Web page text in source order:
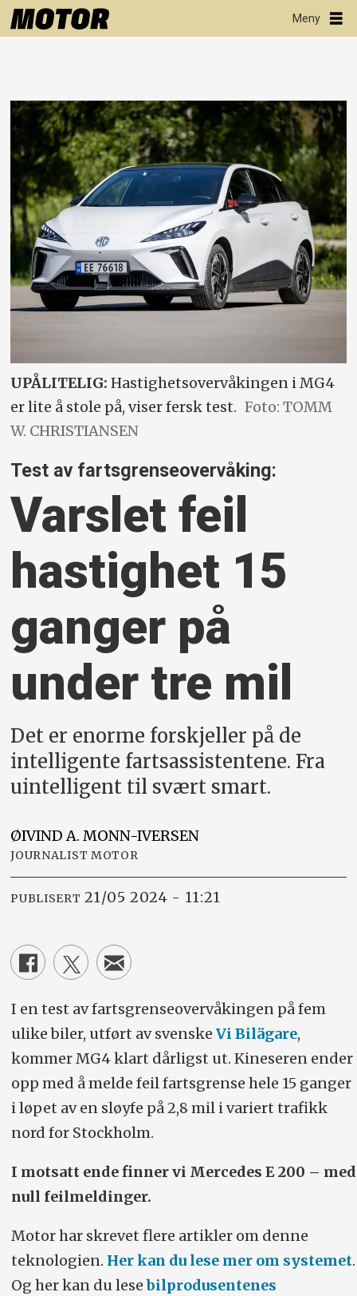
UPÅLITELIG: Hastighetsovervåkingen i MG4
er lite å stole på, viser fersk test. Foto: TOMM
W. CHRISTIANSEN
Test av fartsgrenseovervåking:
Varslet feil
hastighet 15
ganger på
under tre mil
Det er enorme forskjeller på de
intelligente fartsassistentene. Fra
uintelligent til svært smart.
ØIVIND A. MONN-IVERSEN
JOURNALIST MOTOR
PUBLISERT 21/05 2024 - 11:21
I en test av fartsgrenseovervåkingen på fem
ulike biler, utført av svenske Vi Bilägare,
kommer MG4 klart dårligst ut. Kineseren ender
opp med å melde feil fartsgrense hele 15 ganger
i løpet av en sløyfe på 2,8 mil i variert trafikk
nord for Stockholm.
I motsatt ende finner vi Mercedes E 200 – med
null feilmeldinger.
Motor har skrevet flere artikler om denne
teknologien. Her kan du lese mer om systemet.
Og her kan du lesebilprodusentenes